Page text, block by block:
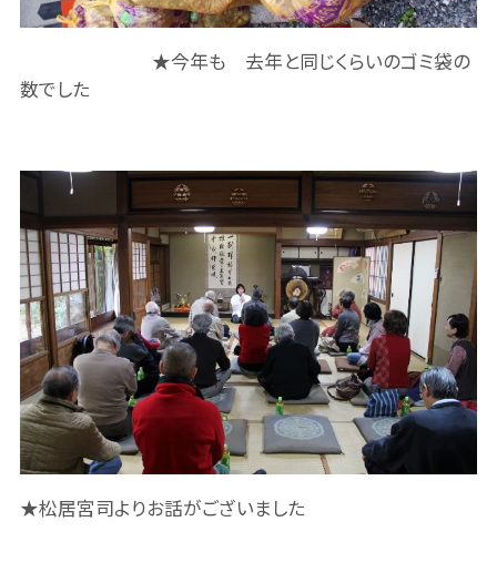
★今年も 去年と同じくらいのゴミ袋の
数でした
★松居宮司よりお話がございました